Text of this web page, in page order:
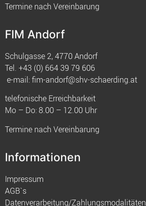
Termine nach Vereinbarung
FIM Andorf
Schulgasse 2, 4770 Andorf
Tel. +43 (0) 664 39 79 606
e-mail:fim-andorf@shv-schaerding.at
telefonische Erreichbarkeit
Mo – Do: 8.00 – 12.00 Uhr
Termine nach Vereinbarung
Informationen
Impressum
AGB`s
Datenverarbeitung/Zahlungsmodalitäten